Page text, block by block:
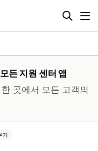
든 지원 센터 앱
곳에서 모든 고객의
기